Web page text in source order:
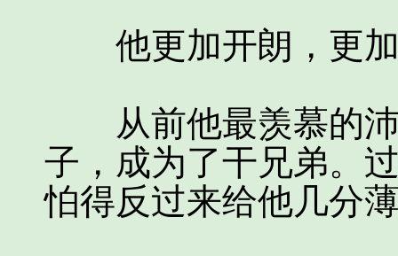
他更加开朗，更加
从前他最羡慕的沛
子，成为了干兄弟。
怕得反过来给他几分